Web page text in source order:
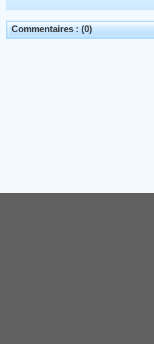
Commentaires : (0)